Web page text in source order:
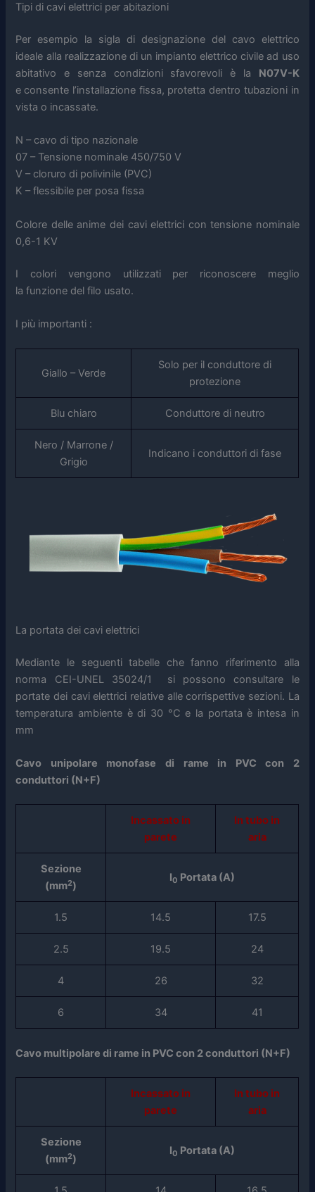
Tipi di cavi elettrici per abitazioni
Per esempio la sigla di designazione del cavo elettrico
ideale alla realizzazione di un impianto elettrico civile ad uso
abitativo e senza condizioni sfavorevoli è la N07V-K
e consente l’installazione fissa, protetta dentro tubazioni in
vista o incassate.
N – cavo di tipo nazionale
07 – Tensione nominale 450/750 V
V – cloruro di polivinile (PVC)
K – flessibile per posa fissa
Colore delle anime dei cavi elettrici con tensione nominale
0,6-1 KV
I colori vengono utilizzati per riconoscere meglio
la funzione del filo usato.
I più importanti :
Giallo – Verde
Solo per il conduttore di
protezione
Blu chiaro Conduttore di neutro
Nero / Marrone /
Grigio
Indicano i conduttori di fase
La portata dei cavi elettrici
Mediante le seguenti tabelle che fanno riferimento alla
norma CEI-UNEL 35024/1 si possono consultare le
portate dei cavi elettrici relative alle corrispettive sezioni. La
temperatura ambiente è di 30 °C e la portata è intesa in
mm
Cavo unipolare monofase di rame in PVC con 2
conduttori (N+F)
Incassato in
parete
In tubo in
aria
Sezione
(mm2)
I0 Portata (A)
1.5 14.5 17.5
2.5 19.5 24
4 26 32
6 34 41
Cavo multipolare di rame in PVC con 2 conduttori (N+F)
Incassato in
parete
In tubo in
aria
Sezione
(mm2)
I0 Portata (A)